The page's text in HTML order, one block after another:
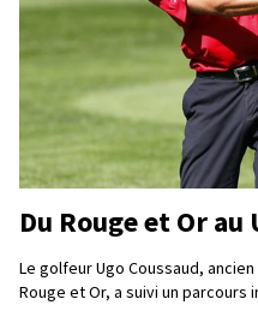
Du Rouge et Or au
Le golfeur Ugo Coussaud,
Rouge et Or, a suivi un parcours